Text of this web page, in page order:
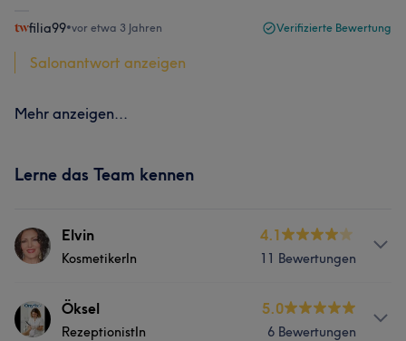
filia99•vor etwa 3 Jahren Verifizierte Bewertung
Salonantwort anzeigen
Mehr anzeigen...
Lerne das Team kennen
Elvin
KosmetikerIn
4.1
11 Bewertungen
ServicesÖksel
RezeptionistIn
5.0
6 Bewertungen